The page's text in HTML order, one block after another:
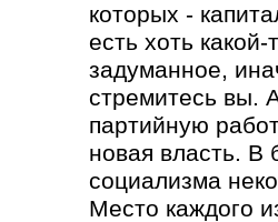
которых -
есть хоть
задуманное,
стремитесь вы.
партийную
новая власть. В
социализма
Место каждого